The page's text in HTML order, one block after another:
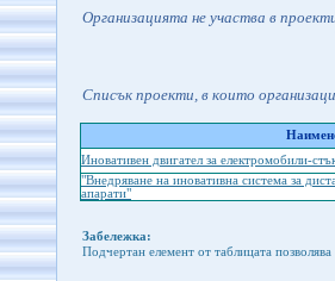
Организацията не участва в
Списък проекти, в които
Иновативен двигател за електромобили-
"Внедряване на иновативна система за
апарати"
Забележка:
Подчертан елемент от таблицата